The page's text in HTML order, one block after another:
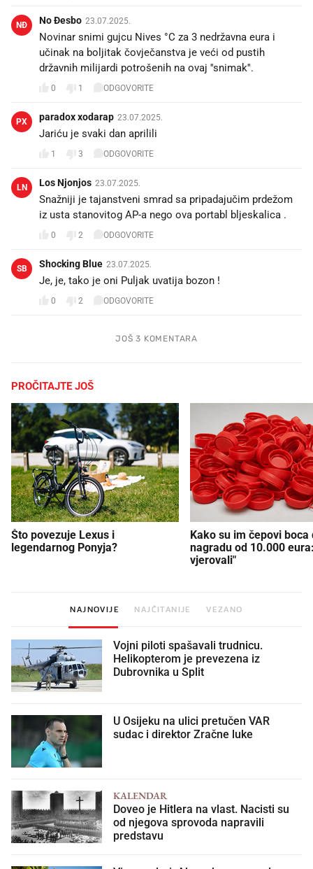
NĐ No Đesbo 23.07.2025.
Novinar snimi gujcu Nives °C za 3 nedržavna eura i
učinak na boljitak čovječanstva je veći od pustih
državnih milijardi potrošenih na ovaj ''snimak''.
0 1 ODGOVORITE
PX paradox xodarap 23.07.2025.
Jariću je svaki dan aprilili
1 3 ODGOVORITE
LN Los Njonjos 23.07.2025.
Snažniji je tajanstveni smrad sa pripadajučim prdežom
iz usta stanovitog AP-a nego ova portabl bljeskalica .
0 2 ODGOVORITE
SB Shocking Blue 23.07.2025.
Je, je, tako je oni Puljak uvatija bozon !
0 2 ODGOVORITE
JOŠ 3 KOMENTARA
PROČITAJTE JOŠ
Što povezuje Lexus i
legendarnog Ponyja?
Kako su im čepovi boca
nagradu od 10.000
vjerovali"
NAJNOVIJE NAJČITANIJE VEZANO
Vojni piloti spašavali trudnicu.
Helikopterom je prevezena iz
Dubrovnika u Split
U Osijeku na ulici pretučen VAR
sudac i direktor Zračne luke
KALENDAR
Doveo je Hitlera na vlast. Nacisti su
od njegova sprovoda napravili
predstavu